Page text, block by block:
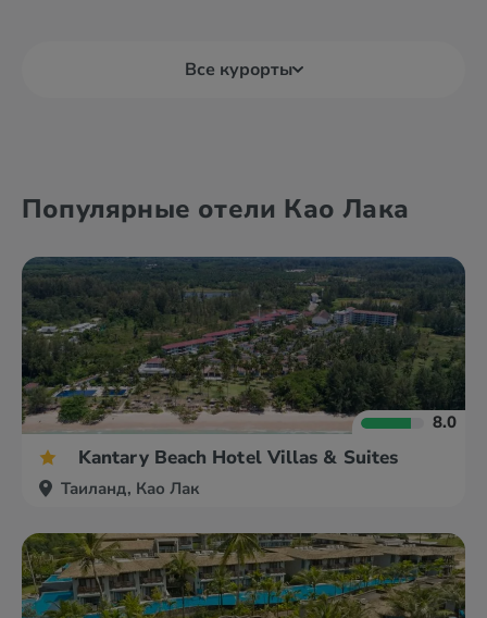
Все курорты
Као Лак о. Ланта
Популярные отели Као Лака
8.0
Kantary Beach Hotel Villas & Suites
Таиланд, Као Лак